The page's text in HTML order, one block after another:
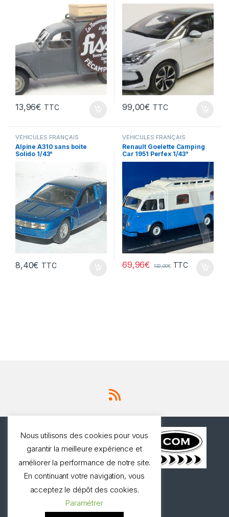
13,96€ TTC 99,00€ TTC
VÉHICULES FRANÇAIS
(voitures,camions...)
Alpine A310 sans boite
Solido 1/43°
8,40€ TTC
VÉHICULES FRANÇAIS
(voitures,camions...)
Renault Goelette Camping
Car 1951 Perfex 1/43°
69,96€ 132,00€ TTC
nous!
0327973537
Nous utilisons des cookies pour vous
garantir la meilleure expérience et
améliorer la performance de notre site.
En continuant votre navigation, vous
acceptez le dépôt des cookies.
Paramétrer